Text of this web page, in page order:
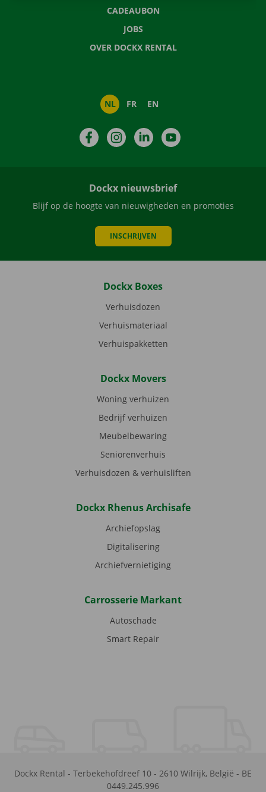
CADEAUBON
JOBS
OVER DOCKX RENTAL
NL FR EN
FacebookInstagramLinkedIn
Dockx nieuwsbrief
Blijf op de hoogte van nieuwigheden en promoties
INSCHRIJVEN
Dockx Boxes
Verhuisdozen
Verhuismateriaal
Verhuispakketten
Dockx Movers
Woning verhuizen
Bedrijf verhuizen
Meubelbewaring
Seniorenverhuis
Verhuisdozen & verhuisliften
Dockx Rhenus Archisafe
Archiefopslag
Digitalisering
Archiefvernietiging
Carrosserie Markant
Autoschade
Smart Repair
Dockx Rental - Terbekehofdreef 10 - 2610 Wilrijk, België - BE
0449.245.996